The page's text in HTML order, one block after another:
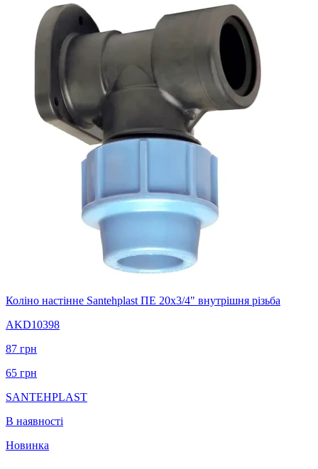
Коліно настінне Santehplast ПЕ 20x3/4" внутрішня різьба
AKD10398
87 грн
65 грн
SANTEHPLAST
В наявності
Новинка